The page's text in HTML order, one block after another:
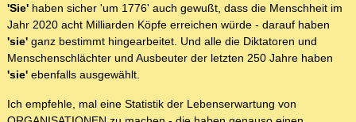
'Sie' haben sicher 'um 1776' auch gewußt, dass die Menschheit im
Jahr 2020 acht Milliarden Köpfe erreichen würde - darauf haben
'sie' ganz bestimmt hingearbeitet. Und alle die Diktatoren und
Menschenschlächter und Ausbeuter der letzten 250 Jahre haben
'sie' ebenfalls ausgewählt.
Ich empfehle, mal eine Statistik der Lebenserwartung von